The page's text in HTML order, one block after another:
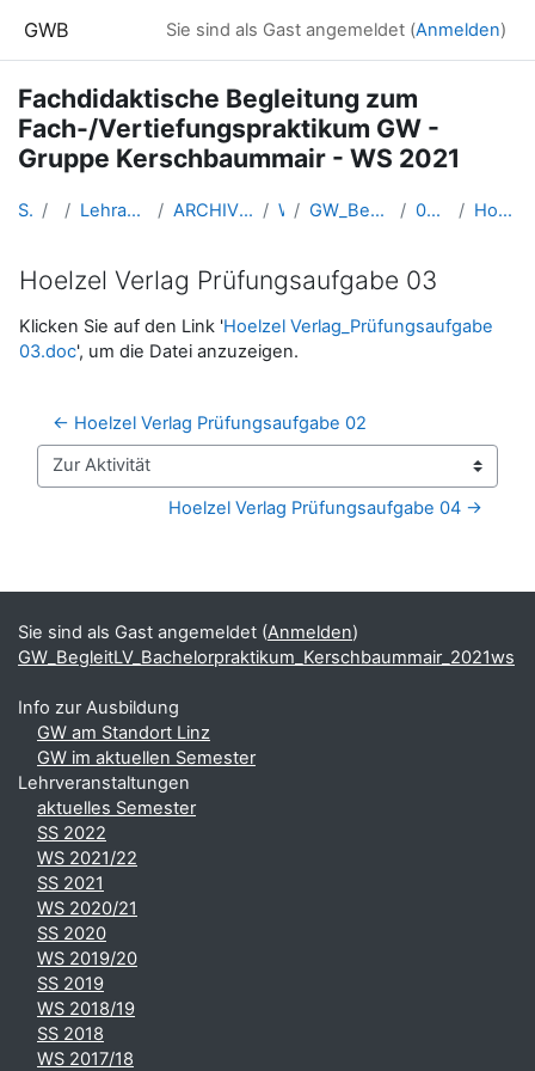
GWB Sie sind als Gast angemeldet (Anmelden)
Fachdidaktische Begleitung zum
Fach-/Vertiefungspraktikum GW -
Gruppe Kerschbaummair - WS 2021
Startseite Kurse Lehramtsausbildung GW im Cluster Österreich Mitte ARCHIV - Lehrveranstaltungen am Standort Linz - seit 2016 WS 2021/22 GW_BegleitLV_Bachelorpraktikum_Kerschbaummair_2021ws 05 - Di. 09.11.2021_Motivation Hoelzel Verlag Prüfungsaufgabe 03
Hoelzel Verlag Prüfungsaufgabe 03
Abschlussbedingungen
Klicken Sie auf den Link 'Hoelzel Verlag_Prüfungsaufgabe
03.doc', um die Datei anzuzeigen.
← Hoelzel Verlag Prüfungsaufgabe 02
Zur Aktivität
Hoelzel Verlag Prüfungsaufgabe 04 →
Ergänzungsblöcke
Sie sind als Gast angemeldet (Anmelden)
GW_BegleitLV_Bachelorpraktikum_Kerschbaummair_2021ws
Info zur Ausbildung
GW am Standort Linz
GW im aktuellen Semester
Lehrveranstaltungen
aktuelles Semester
SS 2022
WS 2021/22
SS 2021
WS 2020/21
SS 2020
WS 2019/20
SS 2019
WS 2018/19
SS 2018
WS 2017/18